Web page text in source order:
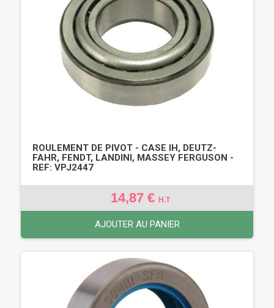
ROULEMENT DE PIVOT - CASE IH, DEUTZ-
FAHR, FENDT, LANDINI, MASSEY FERGUSON -
REF: VPJ2447
14,87 € H.T
AJOUTER AU PANIER